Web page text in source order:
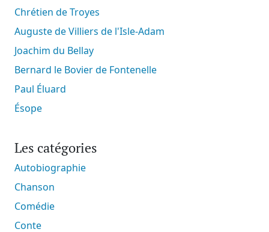
Chrétien de Troyes
Auguste de Villiers de l'Isle-Adam
Joachim du Bellay
Bernard le Bovier de Fontenelle
Paul Éluard
Ésope
Les catégories
Autobiographie
Chanson
Comédie
Conte